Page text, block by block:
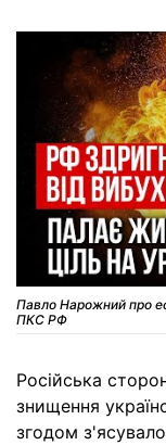
Павло Нарожний про
ПКС РФ
Російська
знищення
згодом